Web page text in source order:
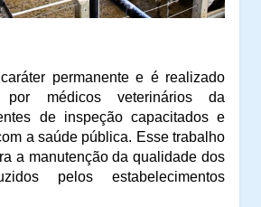
permanente e é realizado
por médicos veterinários da
de inspeção capacitados e
a saúde pública. Esse trabalho
a manutenção da qualidade dos
pelos estabelecimentos